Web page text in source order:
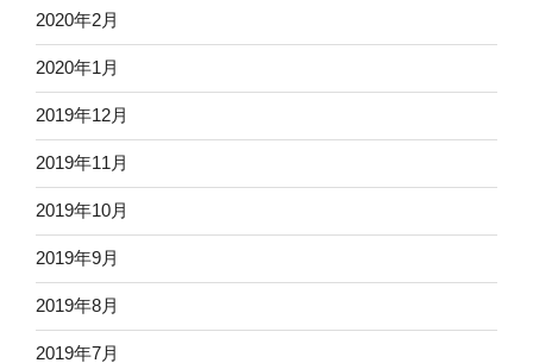
2020年2月
2020年1月
2019年12月
2019年11月
2019年10月
2019年9月
2019年8月
2019年7月